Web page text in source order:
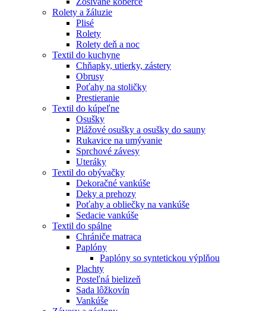
Rolety a žáluzie
Plisé
Rolety
Rolety deň a noc
Textil do kuchyne
Chňapky, utierky, zástery
Obrusy
Poťahy na stoličky
Prestieranie
Textil do kúpeľne
Osušky
Plážové osušky a osušky do sauny
Rukavice na umývanie
Sprchové závesy
Uteráky
Textil do obývačky
Dekoračné vankúše
Deky a prehozy
Poťahy a obliečky na vankúše
Sedacie vankúše
Textil do spálne
Chrániče matraca
Paplóny
Paplóny so syntetickou výplňou
Plachty
Posteľná bielizeň
Sada lôžkovín
Vankúše